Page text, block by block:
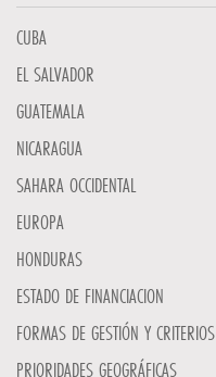
CUBA
EL SALVADOR
GUATEMALA
NICARAGUA
SAHARA OCCIDENTAL
EUROPA
HONDURAS
ESTADO DE FINANCIACION
FORMAS DE GESTIÓN Y CRITERIOS
PRIORIDADES GEOGRÁFICAS